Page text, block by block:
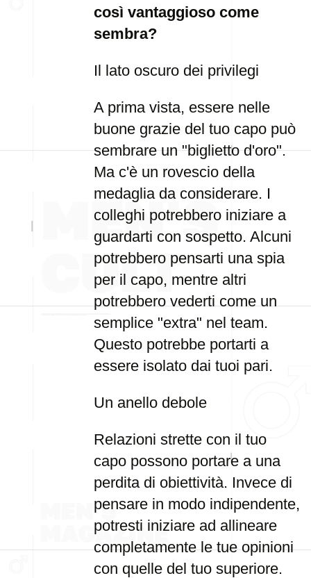
così vantaggioso come
sembra?
Il lato oscuro dei privilegi
A prima vista, essere nelle
buone grazie del tuo capo può
sembrare un "biglietto d'oro".
Ma c'è un rovescio della
medaglia da considerare. I
colleghi potrebbero iniziare a
guardarti con sospetto. Alcuni
potrebbero pensarti una spia
per il capo, mentre altri
potrebbero vederti come un
semplice "extra" nel team.
Questo potrebbe portarti a
essere isolato dai tuoi pari.
Un anello debole
Relazioni strette con il tuo
capo possono portare a una
perdita di obiettività. Invece di
pensare in modo indipendente,
potresti iniziare ad allineare
completamente le tue opinioni
con quelle del tuo superiore.